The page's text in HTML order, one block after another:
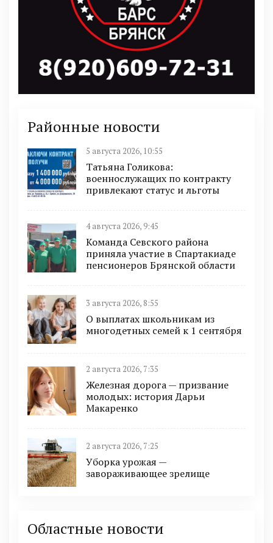
Районные новости
5 августа 2026, 10:55
Татьяна Голикова:
военнослужащих по контракту
привлекают статус и льготы
4 августа 2026, 9:45
Команда Севского района
приняла участие в Спартакиаде
пенсионеров Брянской области
3 августа 2026, 8:55
О выплатах школьникам из
многодетных семей к 1 сентября
2 августа 2026, 7:35
Железная дорога — призвание
молодых: история Дарьи
Макаренко
2 августа 2026, 7:25
Уборка урожая —
завораживающее зрелище
Областные новости